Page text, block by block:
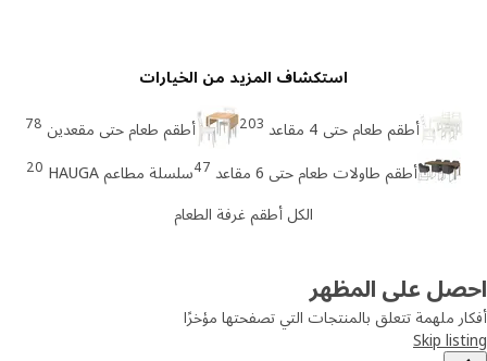
استكشاف المزيد من الخيارات
أطقم طعام حتى 4 مقاعد 203 أطقم طعام حتى مقعدين 78
أطقم طاولات طعام حتى 6 مقاعد 47 سلسلة مطاعم HAUGA 20
الكل أطقم غرفة الطعام
على المظهر
ملهمة تتعلق بالمنتجات التي تصفحتها مؤخرًا
Skip